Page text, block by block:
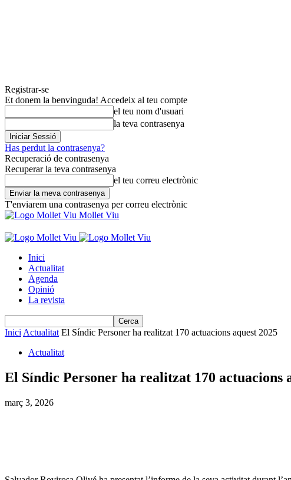
Registrar-se
Et donem la benvinguda! Accedeix al teu compte
el teu nom d'usuari
la teva contrasenya
Has perdut la contrasenya?
Recuperació de contrasenya
Recuperar la teva contrasenya
el teu correu electrònic
T'enviarem una contrasenya per correu electrònic
Mollet Viu
Inici
Actualitat
Agenda
Opinió
La revista
Inici Actualitat El Síndic Personer ha realitzat 170 actuacions aquest 2025
Actualitat
El Síndic Personer ha realitzat 170 actuacions
març 3, 2026